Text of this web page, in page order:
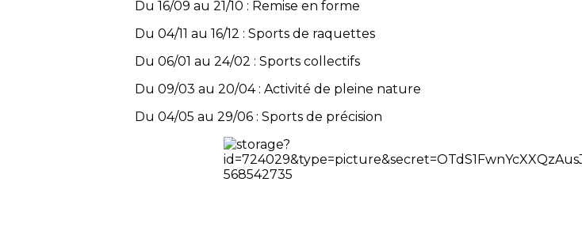
Du 16/09 au 21/10 : Remise en forme
Du 04/11 au 16/12 : Sports de raquettes
Du 06/01 au 24/02 : Sports collectifs
Du 09/03 au 20/04 : Activité de pleine nature
Du 04/05 au 29/06 : Sports de précision